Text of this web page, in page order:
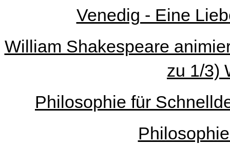
Venedig - Eine
William Shakespeare
zu 1/3)
Philosophie für